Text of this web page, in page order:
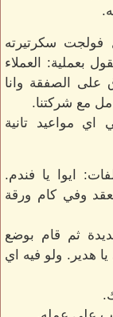
سكرتيرته
بعملية: العملاء
فندم للإتفاق على الصفقة وانا
مع شركتنا.
مواعيد تانية
ايوا يا فندم.
وفي كام ورقة
ثم قام بوضع
هدير. ولو فيه اي